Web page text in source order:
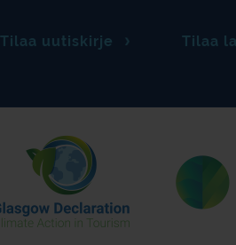
Tilaa uutiskirje Tilaa